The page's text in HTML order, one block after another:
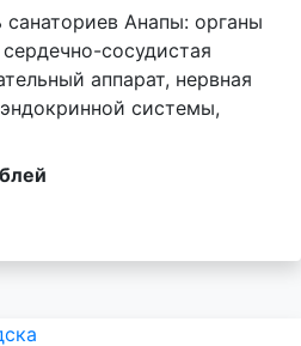
Анапы: органы
сосудистая
аппарат, нервная
системы,